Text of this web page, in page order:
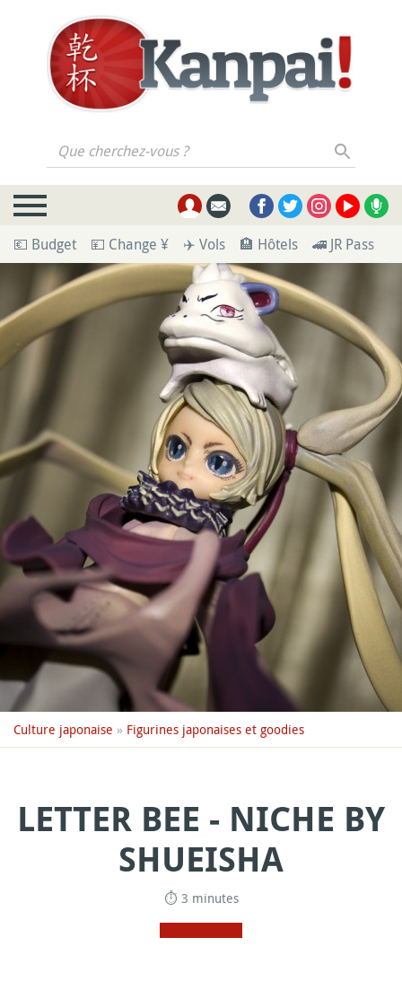
Que cherchez-vous ?
💶 Budget 💴 Change ¥ ✈️ Vols 🏨 Hôtels 🚄 JR Pass
Culture japonaise » Figurines japonaises et goodies
LETTER BEE - NICHE BY
SHUEISHA
⏱ 3 minutes